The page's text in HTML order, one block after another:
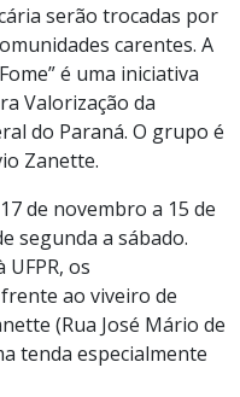
serão trocadas por
carentes. A
é uma iniciativa
Valorização da
do Paraná. O grupo é
Zanette.
de novembro a 15 de
segunda a sábado.
os
ao viveiro de
(Rua José Mário de
tenda especialmente